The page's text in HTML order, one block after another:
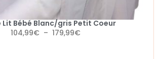
Lit Bébé Blanc/gris Petit Coeur
104,99€ – 179,99€